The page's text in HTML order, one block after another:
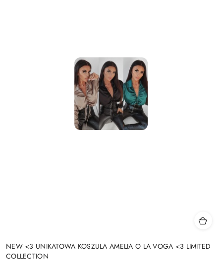
NEW <3 UNIKATOWA KOSZULA AMELIA O LA VOGA <3 LIMITED
COLLECTION